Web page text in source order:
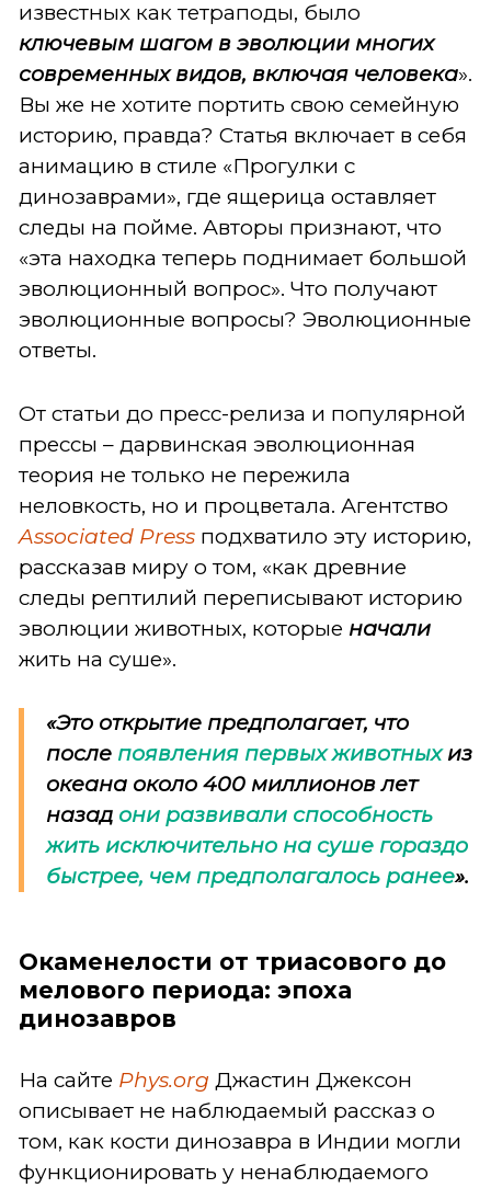
известных как тетраподы, было
ключевым шагом в эволюции многих
современных видов, включая человека».
Вы же не хотите портить свою семейную
историю, правда? Статья включает в себя
анимацию в стиле «Прогулки с
динозаврами», где ящерица оставляет
следы на пойме. Авторы признают, что
«эта находка теперь поднимает большой
эволюционный вопрос». Что получают
эволюционные вопросы? Эволюционные
ответы.
От статьи до пресс-релиза и популярной
прессы – дарвинская эволюционная
теория не только не пережила
неловкость, но и процветала. Агентство
Associated Press подхватило эту историю,
рассказав миру о том, «как древние
следы рептилий переписывают историю
эволюции животных, которые начали
жить на суше».
«Это открытие предполагает, что
после появления первых животных из
океана около 400 миллионов лет
назад они развивали способность
жить исключительно на суше гораздо
быстрее, чем предполагалось ранее».
Окаменелости от триасового до
мелового периода: эпоха
динозавров
На сайте Phys.org Джастин Джексон
описывает не наблюдаемый рассказ о
том, как кости динозавра в Индии могли
функционировать у ненаблюдаемого